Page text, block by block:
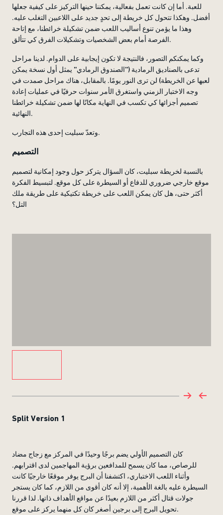
للعبة. أما إن كانت تعمل بفعالية، يمكننا حينها التركيز على كيفية جعلها
أفضل. وهكذا تتحول كل خريطة إلى تحدٍ جديد على اللاعبين التغلب عليه.
وهذا ما يؤمن تنوع أساليب اللعب ضمن تشكيلة خرائطنا، مع إتاحة
الفرصة أمام بعض الشخصيات وتشكيلات الفرق كي تتألق.
وكما يمكنكم التصور، فالنتيجة لا تكون إيجابية على الدوام. لدينا مراحل
تدعى بالصناديق الرمادية (''الصندوق الرمادي'' يمثل أول نسخة يمكن
لعبها عن الخريطة) لن ترى النور يومًا. بالمقابل، هناك مراحل صمدت في
وجه الاختبار الزمني واستغرق الأمر سنوات حرفيًا في عمليات إعادة
تصميم أجزائها كي تكسب في النهاية مكانًا لها ضمن تشكيلة خرائطنا
النهائية.
وتعدّ سبليت إحدى هذه التجارب.
التصميم
بالنسبة لخريطة سبليت، كان السؤال يتركز حول وجود إمكانية لتصميم
موقع خارجي ضروري للدفاع أو السيطرة على كل موقع. لتبسيط الفكرة
أكثر حتى، هل كان يمكن اللعب على خريطة تكتيكية على طريقة ملك
التل؟
Split Version 1
كان التصميم الأولي يضم برجًا وحيدًا في المركز مع زجاج مضاد
للرصاص، مما كان يسمح للمدافعين برؤية المهاجمين لدى اقترابهم.
وأثناء اللعب الاختباري، اكتشفنا أن البرج يوفر موقعًا خارجيًا كانت
السيطرة عليه بالغة الأهمية، إلا أنه كان أقوى من اللازم، كما كان يستجر
جولات قتال أكثر من اللازم بعيدًا عن مواقع الأهداف ذاتها. لذا قررنا
تحويل البرج إلى برجين أصغر كان كل منهما يركز على موقع.